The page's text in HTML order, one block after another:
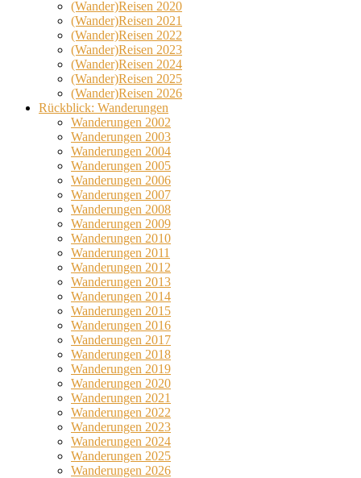
(Wander)Reisen 2020
(Wander)Reisen 2021
(Wander)Reisen 2022
(Wander)Reisen 2023
(Wander)Reisen 2024
(Wander)Reisen 2025
(Wander)Reisen 2026
Rückblick: Wanderungen
Wanderungen 2002
Wanderungen 2003
Wanderungen 2004
Wanderungen 2005
Wanderungen 2006
Wanderungen 2007
Wanderungen 2008
Wanderungen 2009
Wanderungen 2010
Wanderungen 2011
Wanderungen 2012
Wanderungen 2013
Wanderungen 2014
Wanderungen 2015
Wanderungen 2016
Wanderungen 2017
Wanderungen 2018
Wanderungen 2019
Wanderungen 2020
Wanderungen 2021
Wanderungen 2022
Wanderungen 2023
Wanderungen 2024
Wanderungen 2025
Wanderungen 2026